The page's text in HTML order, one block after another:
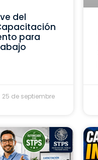
del
para
25 de septiembre